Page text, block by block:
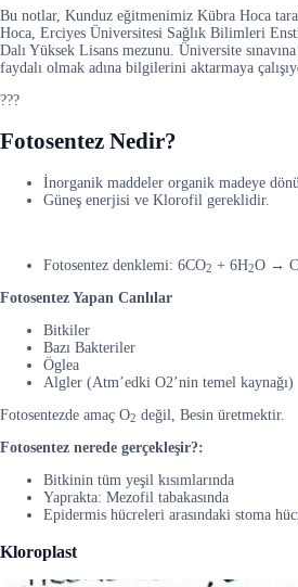
Bu notlar, Kunduz eğitmenimiz Kübra Hoca
Hoca, Erciyes Üniversitesi Sağlık Bilimleri
Dalı Yüksek Lisans mezunu. Üniversite
faydalı olmak adına bilgilerini aktarmaya
???
Fotosentez Nedir?
İnorganik maddeler organik madeye
Güneş enerjisi ve Klorofil gereklidir.
Fotosentez denklemi: 6CO2 + 6H2O → C
Fotosentez Yapan Canlılar
Bitkiler
Bazı Bakteriler
Öglea
Algler (Atm’edki O2’nin temel kaynağı)
Fotosentezde amaç O2 değil, Besin üretmektir.
Fotosentez nerede gerçekleşir?:
Bitkinin tüm yeşil kısımlarında
Yaprakta: Mezofil tabakasında
Epidermis hücreleri arasındaki stoma
Kloroplast